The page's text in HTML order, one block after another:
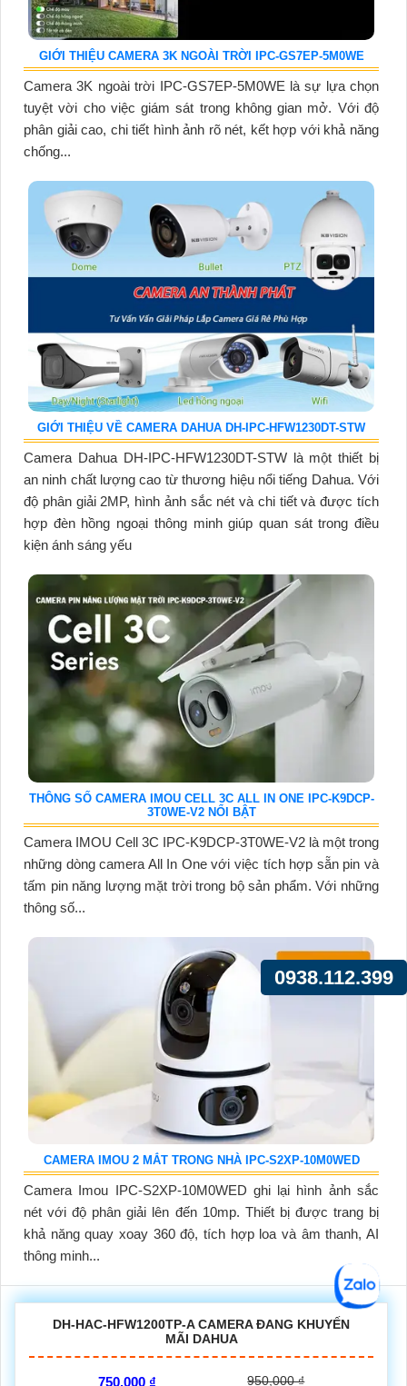
GIỚI THIỆU CAMERA 3K NGOÀI TRỜI IPC-GS7EP-5M0WE
Camera 3K ngoài trời IPC-GS7EP-5M0WE là sự lựa chọn
tuyệt vời cho việc giám sát trong không gian mở. Với độ
phân giải cao, chi tiết hình ảnh rõ nét, kết hợp với khả năng
chống...
GIỚI THIỆU VỀ CAMERA DAHUA DH-IPC-HFW1230DT-STW
Camera Dahua DH-IPC-HFW1230DT-STW là một thiết bị
an ninh chất lượng cao từ thương hiệu nổi tiếng Dahua. Với
độ phân giải 2MP, hình ảnh sắc nét và chi tiết và được tích
hợp đèn hồng ngoại thông minh giúp quan sát trong điều
kiện ánh sáng yếu
THÔNG SỐ CAMERA IMOU CELL 3C ALL IN ONE IPC-K9DCP-
3T0WE-V2 NỔI BẬT
Camera IMOU Cell 3C IPC-K9DCP-3T0WE-V2 là một trong
những dòng camera All In One với việc tích hợp sẵn pin và
tấm pin năng lượng mặt trời trong bộ sản phẩm. Với những
thông số...
CAMERA IMOU 2 MẮT TRONG NHÀ IPC-S2XP-10M0WED
Camera Imou IPC-S2XP-10M0WED ghi lại hình ảnh sắc
nét với độ phân giải lên đến 10mp. Thiết bị được trang bị
khả năng quay xoay 360 độ, tích hợp loa và âm thanh, AI
thông minh...
DH-HAC-HFW1200TP-A CAMERA ĐANG KHUYẾN
MÃI DAHUA
750,000 ₫ 950,000 ₫
0938.112.399